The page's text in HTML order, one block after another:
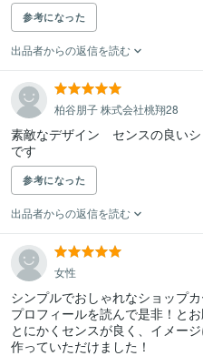
参考になった
出品者からの返信を読む
柏谷朋子 株式会社桃翔28
素敵なデザイン　センスの良い
です
参考になった
出品者からの返信を読む
女性
シンプルでおしゃれなショップ
プロフィールを読んで是非！とお
とにかくセンスが良く、イメー
作っていただけました！